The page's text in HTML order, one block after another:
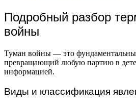
Подробный разбор
войны
Туман войны — это
превращающий любую партию в
информацией.
Виды и классификация